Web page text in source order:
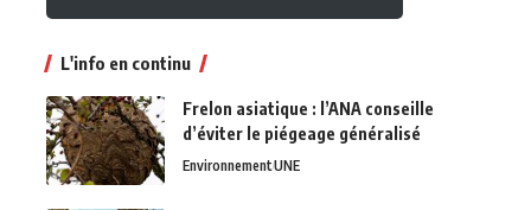
L'info en continu
Frelon asiatique : l’ANA conseille
d’éviter le piégeage généralisé
EnvironnementUNE